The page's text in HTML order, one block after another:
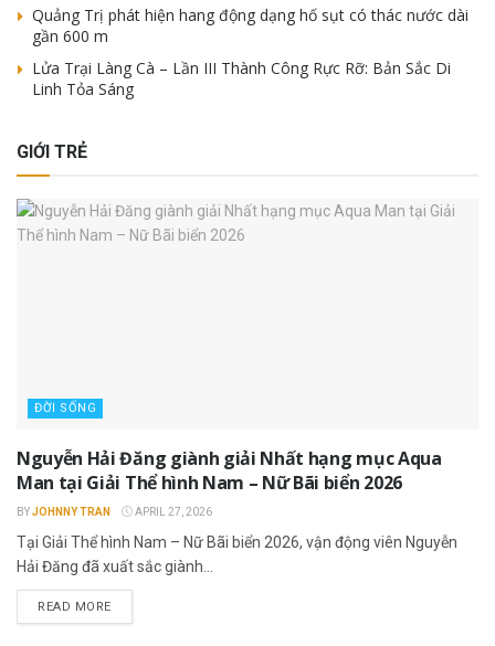
Quảng Trị phát hiện hang động dạng hố sụt có thác nước dài
gần 600 m
Lửa Trại Làng Cà – Lần III Thành Công Rực Rỡ: Bản Sắc Di
Linh Tỏa Sáng
GIỚI TRẺ
ĐỜI SỐNG
Nguyễn Hải Đăng giành giải Nhất hạng mục Aqua
Man tại Giải Thể hình Nam – Nữ Bãi biển 2026
BYJOHNNY TRAN APRIL 27, 2026
Tại Giải Thể hình Nam – Nữ Bãi biển 2026, vận động viên Nguyễn
Hải Đăng đã xuất sắc giành...
READ MORE